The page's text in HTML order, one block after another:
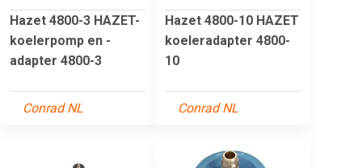
Hazet 4800-3 HAZET-
koelerpomp en -
adapter 4800-3
Conrad NL
Hazet 4800-10 HAZET
koeleradapter 4800-
10
Conrad NL